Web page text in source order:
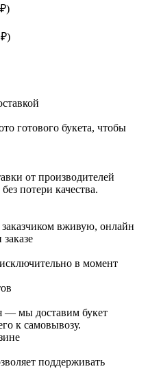
₽)
₽)
готового букета, чтобы
от производителей
потери качества.
вживую, онлайн
в момент
— мы доставим букет
к самовывозу.
поддерживать